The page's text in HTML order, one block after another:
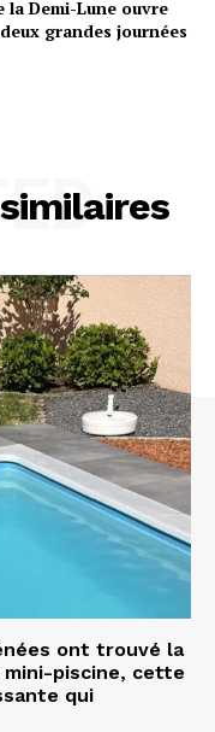
la Demi-Lune ouvre
grandes journées
ont trouvé la
mini-piscine, cette
qui